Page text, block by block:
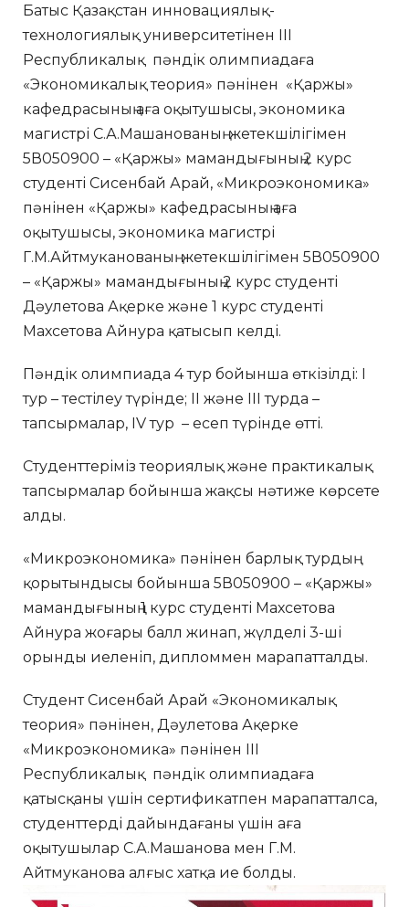
Батыс Қазақстан инновациялық-
технологиялық университетінен ІІІ
Республикалық пәндік олимпиадаға
«Экономикалық теория» пәнінен «Қаржы»
кафедрасының аға оқытушысы, экономика
магистрі С.А.Машанованың жетекшілігімен
5В050900 – «Қаржы» мамандығының 2 курс
студенті Сисенбай Арай, «Микроэкономика»
пәнінен «Қаржы» кафедрасының аға
оқытушысы, экономика магистрі
Г.М.Айтмуканованың жетекшілігімен 5В050900
– «Қаржы» мамандығының 2 курс студенті
Дәулетова Ақерке және 1 курс студенті
Махсетова Айнура қатысып келді.
Пәндік олимпиада 4 тур бойынша өткізілді: I
тур – тестілеу түрінде; II және III турда –
тапсырмалар, IV тур – есеп түрінде өтті.
Студенттеріміз теориялық және практикалық
тапсырмалар бойынша жақсы нәтиже көрсете
алды.
«Микроэкономика» пәнінен барлық турдың
қорытындысы бойынша 5В050900 – «Қаржы»
мамандығының 1 курс студенті Махсетова
Айнура жоғары балл жинап, жүлделі 3-ші
орынды иеленіп, дипломмен марапатталды.
Студент Сисенбай Арай «Экономикалық
теория» пәнінен, Дәулетова Ақерке
«Микроэкономика» пәнінен ІІІ
Республикалық пәндік олимпиадаға
қатысқаны үшін сертификатпен марапатталса,
студенттерді дайындағаны үшін аға
оқытушылар С.А.Машанова мен Г.М.
Айтмуканова алғыс хатқа ие болды.